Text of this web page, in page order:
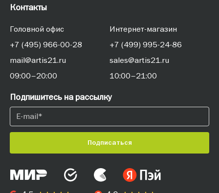
Контакты
Головной офис
+7 (495) 966-00-28
mail@artis21.ru
09:00–20:00
Интернет-магазин
+7 (499) 995-24-86
sales@artis21.ru
10:00–21:00
Подпишитесь на рассылку
Подписаться